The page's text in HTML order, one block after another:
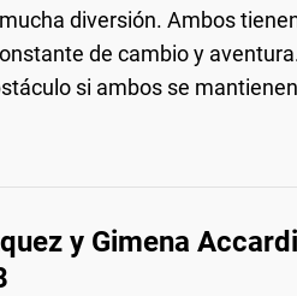
diversión. Ambos
de cambio y
si ambos se
y Gimena